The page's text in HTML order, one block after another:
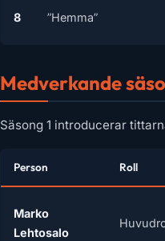
8 ”Hemma”
Medverkande
Säsong 1 introducerar
Person Roll
Marko
Lehtosalo